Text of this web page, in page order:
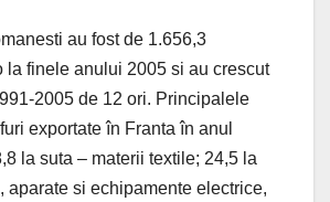
au fost de 1.656,3
la finele anului 2005 si au crescut
2005 de 12 ori. Principalele
exportate în Franta în anul
la suta – materii textile; 24,5 la
aparate si echipamente electrice,